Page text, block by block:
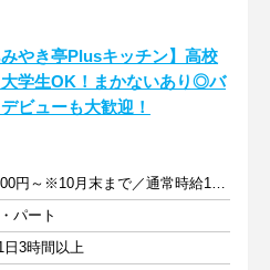
みやき亭Plusキッチン】高校
学生OK！まかないあり◎バ
ビューも大歓迎！
特別時給1400円～※10月末まで／通常時給1300円
パート
日3時間以上